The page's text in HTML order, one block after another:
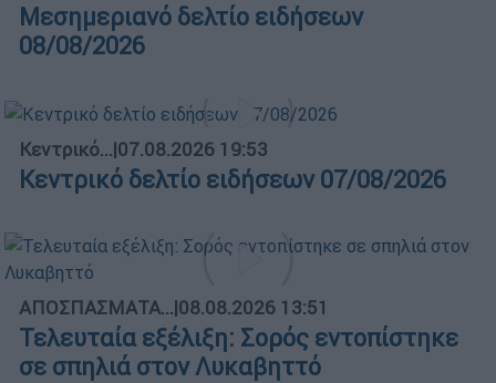
Μεσημεριανό δελτίο ειδήσεων
08/08/2026
Κεντρικό...|07.08.2026 19:53
Κεντρικό δελτίο ειδήσεων 07/08/2026
ΑΠΟΣΠΑΣΜΑΤΑ...|08.08.2026 13:51
Τελευταία εξέλιξη: Σορός εντοπίστηκε
σε σπηλιά στον Λυκαβηττό